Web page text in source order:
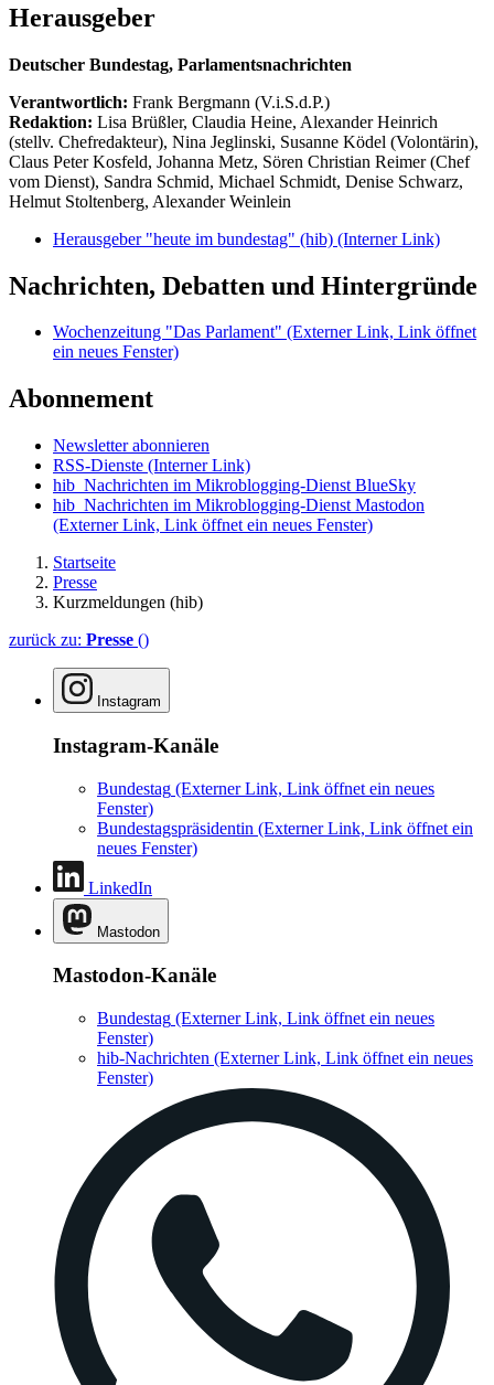
Herausgeber
Deutscher Bundestag, Parlamentsnachrichten
Verantwortlich: Frank Bergmann (V.i.S.d.P.)
Redaktion: Lisa Brüßler, Claudia Heine, Alexander Heinrich
(stellv. Chefredakteur), Nina Jeglinski, Susanne Ködel (Volontärin),
Claus Peter Kosfeld, Johanna Metz, Sören Christian Reimer (Chef
vom Dienst), Sandra Schmid, Michael Schmidt, Denise Schwarz,
Helmut Stoltenberg, Alexander Weinlein
Herausgeber "heute im bundestag" (hib) (Interner Link)
Nachrichten, Debatten und Hintergründe
Wochenzeitung "Das Parlament" (Externer Link, Link öffnet
ein neues Fenster)
Abonnement
Newsletter abonnieren
RSS-Dienste (Interner Link)
hib_Nachrichten im Mikroblogging-Dienst BlueSky
hib_Nachrichten im Mikroblogging-Dienst Mastodon
(Externer Link, Link öffnet ein neues Fenster)
Startseite
Presse
Kurzmeldungen (hib)
zurück zu: Presse ()
Instagram
Instagram-Kanäle
Bundestag (Externer Link, Link öffnet ein neues
Fenster)
Bundestagspräsidentin (Externer Link, Link öffnet ein
neues Fenster)
LinkedIn
Mastodon
Mastodon-Kanäle
Bundestag (Externer Link, Link öffnet ein neues
Fenster)
hib-Nachrichten (Externer Link, Link öffnet ein neues
Fenster)